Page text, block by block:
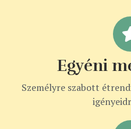
Egyéni
Személyre szabott